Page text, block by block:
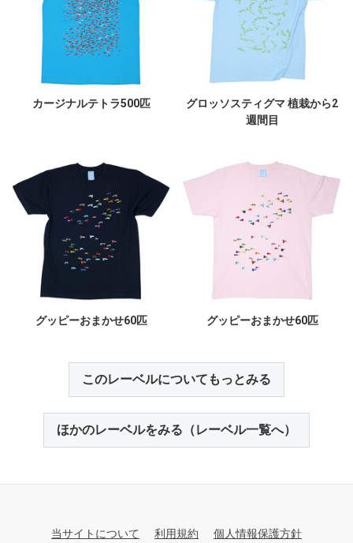
カージナルテトラ500匹
グロッソスティグマ 植栽から2
週間目
グッピーおまかせ60匹 グッピーおまかせ60匹
このレーベルについてもっとみる
ほかのレーベルをみる（レーベル一覧へ）
当サイトについて 利用規約 個人情報保護方針